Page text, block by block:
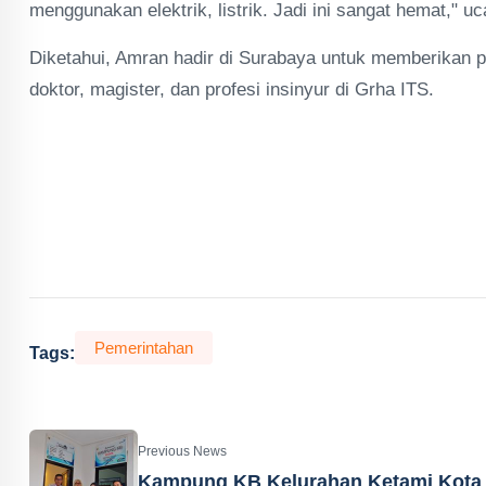
menggunakan elektrik, listrik. Jadi ini sangat hemat,"
Diketahui, Amran hadir di Surabaya untuk
doktor, magister, dan profesi insinyur di Grha ITS.
Tags: Pemerintahan
Previous News
Kampung KB Kelurahan Ketami Kota